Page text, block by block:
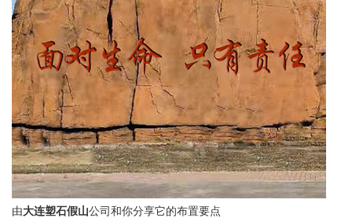
由大连塑石假山公司和你分享它的布置要点